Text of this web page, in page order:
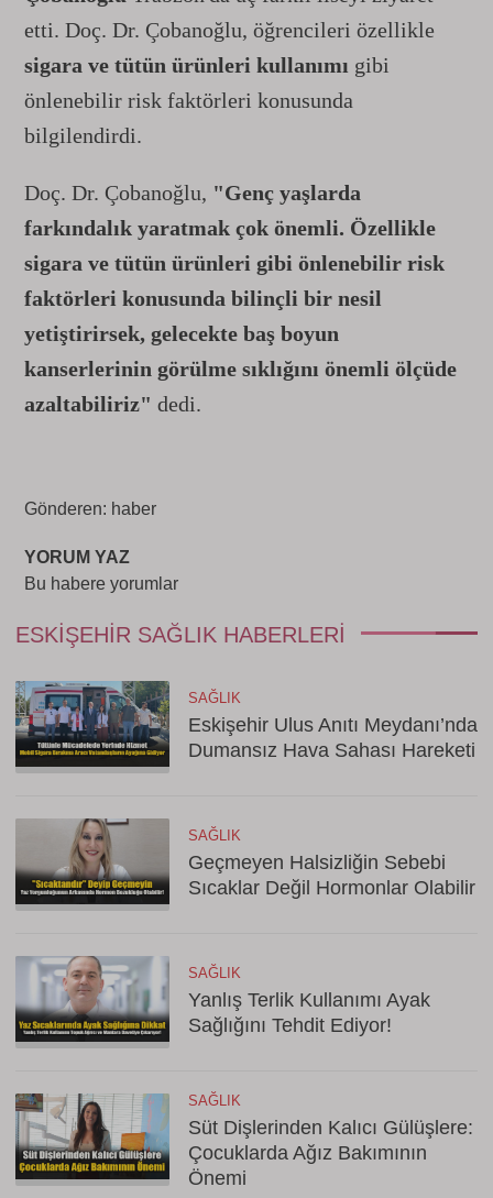
etti. Doç. Dr. Çobanoğlu, öğrencileri özellikle
sigara ve tütün ürünleri kullanımı gibi
önlenebilir risk faktörleri konusunda
bilgilendirdi.
Doç. Dr. Çobanoğlu, "Genç yaşlarda
farkındalık yaratmak çok önemli. Özellikle
sigara ve tütün ürünleri gibi önlenebilir risk
faktörleri konusunda bilinçli bir nesil
yetiştirirsek, gelecekte baş boyun
kanserlerinin görülme sıklığını önemli ölçüde
azaltabiliriz" dedi.
Gönderen: haber
YORUM YAZ
Bu habere yorumlar
ESKIŞEHIR SAĞLIK HABERLERI
SAĞLIK
Eskişehir Ulus Anıtı Meydanı’nda
Dumansız Hava Sahası Hareketi
SAĞLIK
Geçmeyen Halsizliğin Sebebi
Sıcaklar Değil Hormonlar Olabilir
SAĞLIK
Yanlış Terlik Kullanımı Ayak
Sağlığını Tehdit Ediyor!
SAĞLIK
Süt Dişlerinden Kalıcı Gülüşlere:
Çocuklarda Ağız Bakımının
Önemi